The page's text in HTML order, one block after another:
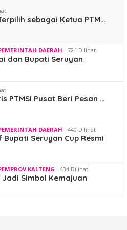
sebagai Ketua PTM…
DAERAH 724 Dilihat
dan Bupati Seruyan
PTMSI Pusat Beri Pesan …
DAERAH 440 Dilihat
Bupati Seruyan Cup Resmi
KALTENG 434 Dilihat
Simbol Kemajuan